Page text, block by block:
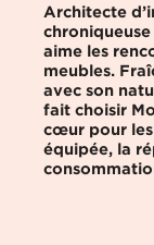
Architecte
aime les
meubles.
avec son
fait choisir
cœur pour
équipée, la